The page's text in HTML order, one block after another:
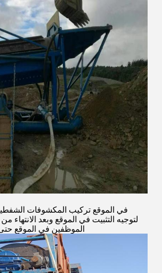
لتوجيه التثبيت في الموقع وبعد الانتهاء
الموظفين في الموقع